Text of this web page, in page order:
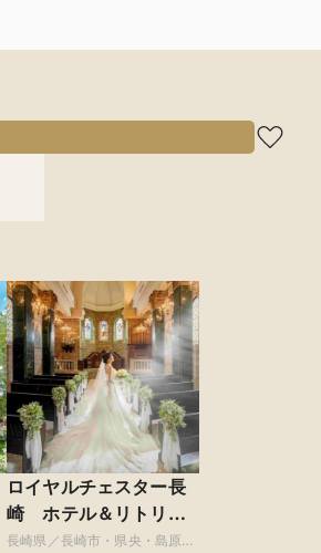
ロイヤルチェスター長
崎 ホテル＆リトリー
ト
長崎県／長崎市・県央・島原・